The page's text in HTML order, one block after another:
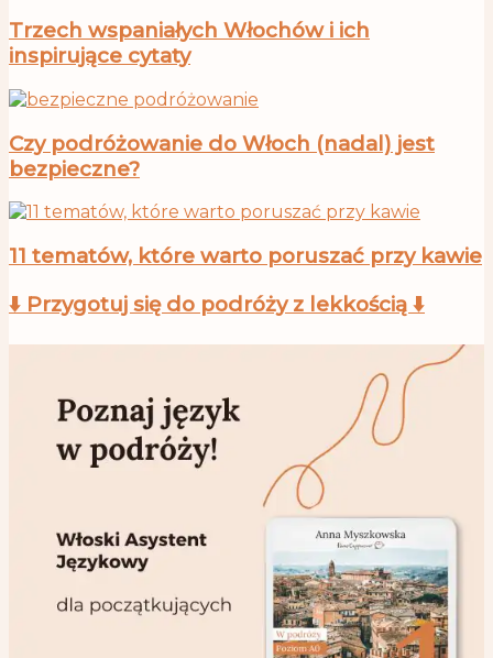
Trzech wspaniałych Włochów i ich
inspirujące cytaty
Czy podróżowanie do Włoch (nadal) jest
bezpieczne?
11 tematów, które warto poruszać przy kawie
⬇️ Przygotuj się do podróży z lekkością ⬇️